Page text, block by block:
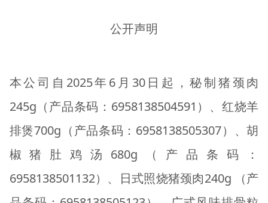
公开声明
本公司自2025年6月30日起，秘制猪颈肉
245g（产品条码：6958138504591）、 红烧羊
排煲700g（产品条码：6958138505307）、胡
椒猪肚鸡汤680g（产品条码：
6958138501132）、日式照烧猪颈肉240g （产